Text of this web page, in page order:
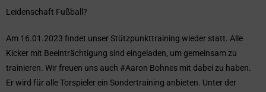
Leidenschaft Fußball?
Am 16.01.2023 findet unser Stützpunkttraining wieder statt. Alle
Kicker mit Beeinträchtigung sind eingeladen, um gemeinsam zu
trainieren. Wir freuen uns auch #Aaron Bohnes mit dabei zu haben.
Er wird für alle Torspieler ein Sondertraining anbieten. Unter der